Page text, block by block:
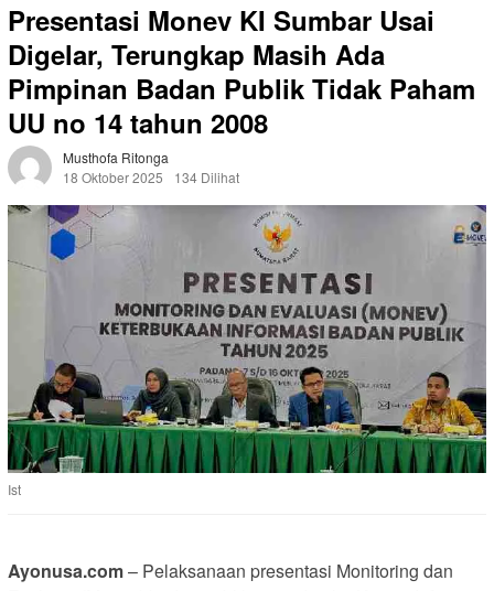
Presentasi Monev KI Sumbar Usai
Digelar, Terungkap Masih Ada
Pimpinan Badan Publik Tidak Paham
UU no 14 tahun 2008
Musthofa Ritonga
18 Oktober 2025
134 Dilihat
Ist
Ayonusa.com– Pelaksanaan presentasi Monitoring dan